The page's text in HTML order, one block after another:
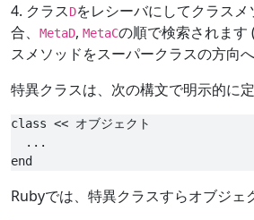
4. クラスDをレシーバにしてクラス
合、
MetaD, MetaCの順で検索されます
スメソッドをスーパークラスの方向へ
特異クラスは、次の構文で明示的に定
class << オブジェクト
  ...
Rubyでは、特異クラスすらオブジェ